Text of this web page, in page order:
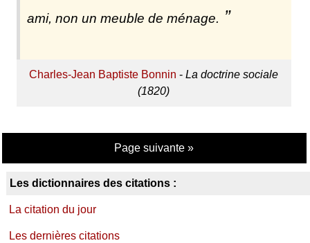
ami, non un meuble de ménage.
Charles-Jean Baptiste Bonnin -La doctrine sociale
(1820)
Page suivante »
Les dictionnaires des citations :
La citation du jour
Les dernières citations